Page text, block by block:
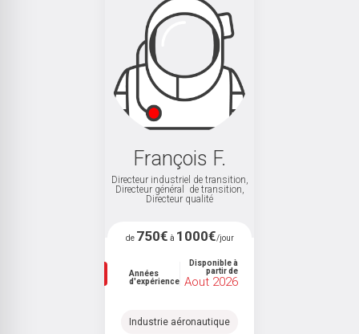
François F.
Directeur industriel de transition,
Directeur général de transition,
Directeur qualité
de 750€ à 1000€/jour
Années
d'expérience
Disponible à
partir de
Aout 2026
Industrie aéronautique